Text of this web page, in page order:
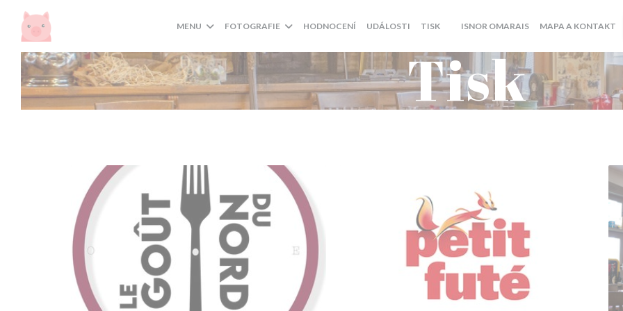
Panel pro správu cookies
MENU FOTOGRAFIE HODNOCENÍ UDÁLOSTI TISK
((OTEVŘE SE V NOVÉM OKNĚ))
ISNOR OMARAIS((OTEVŘE SE V
MAPA A KONTAKT
Tisk